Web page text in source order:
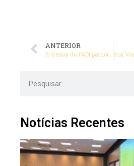
ANTERIOR
Notícias Recentes